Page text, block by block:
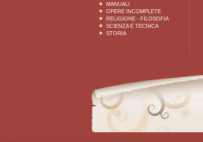
MANUALI
OPERE INCOMPLETE
RELIGIONE - FILOSOFIA
SCIENZA E TECNICA
STORIA